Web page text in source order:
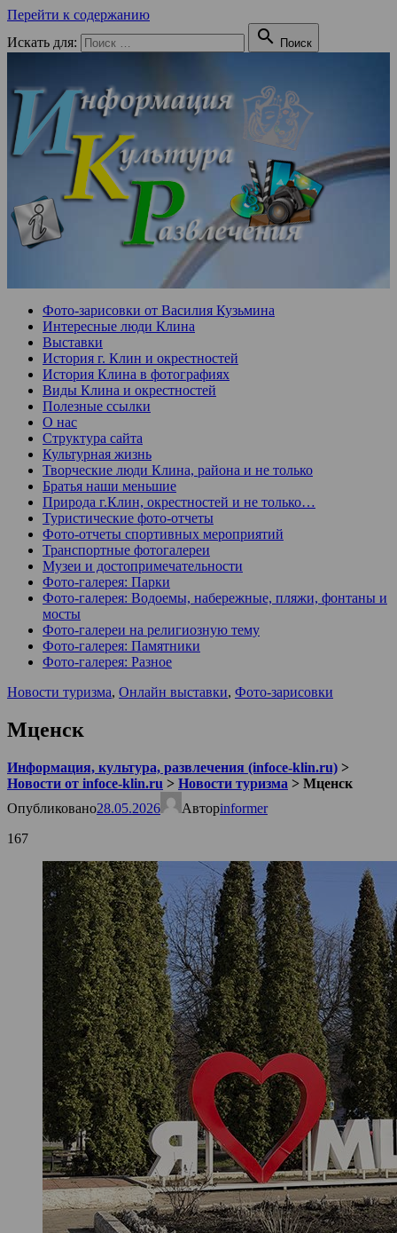
Перейти к содержанию
Искать для:
 Поиск
Фото-зарисовки от Василия Кузьмина
Интересные люди Клина
Выставки
История г. Клин и окрестностей
История Клина в фотографиях
Виды Клина и окрестностей
Полезные ссылки
О нас
Структура сайта
Культурная жизнь
Творческие люди Клина, района и не только
Братья наши меньшие
Природа г.Клин, окрестностей и не только…
Туристические фото-отчеты
Фото-отчеты спортивных мероприятий
Транспортные фотогалереи
Музеи и достопримечательности
Фото-галерея: Парки
Фото-галерея: Водоемы, набережные, пляжи, фонтаны и
мосты
Фото-галереи на религиозную тему
Фото-галерея: Памятники
Фото-галерея: Разное
Новости туризма, Онлайн выставки, Фото-зарисовки
Мценск
Информация, культура, развлечения (infoce-klin.ru) >
Новости от infoce-klin.ru > Новости туризма > Мценск
Опубликовано28.05.2026 Авторinformer
167